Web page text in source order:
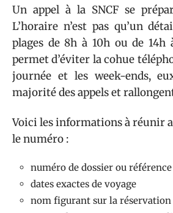
Un appel à la SNCF se
L’horaire n’est pas qu’un
plages de 8h à 10h ou de 14h
permet d’éviter la cohue
journée et les week-ends,
majorité des appels et
Voici les informations à réunir
le numéro :
numéro de dossier ou
dates exactes de voyage
nom figurant sur la réservation